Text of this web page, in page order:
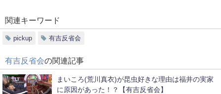
関連キーワード
pickup 有吉反省会
有吉反省会の関連記事
まいころ(荒川真衣)が昆虫好きな理由は福井の実家
に原因があった！？【有吉反省会】